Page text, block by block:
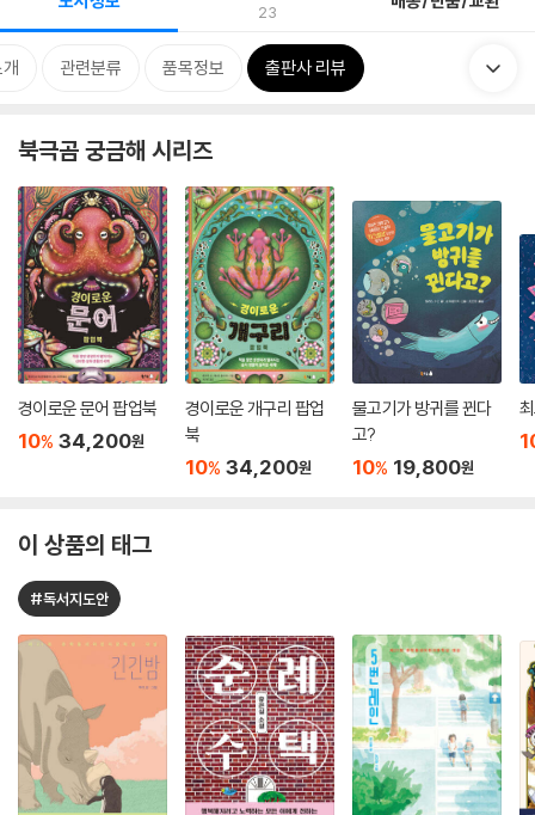
23
관련분류 품목정보 출판사 리뷰
북극곰 궁금해 시리즈
경이로운 문어 팝업북
10% 34,200원
경이로운 개구리 팝업
북
10% 34,200원
물고기가 방귀를 뀐다
고?
10% 19,800원
이 상품의 태그
#독서지도안